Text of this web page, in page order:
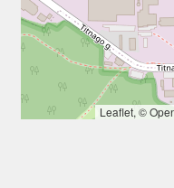
Leaflet, ©